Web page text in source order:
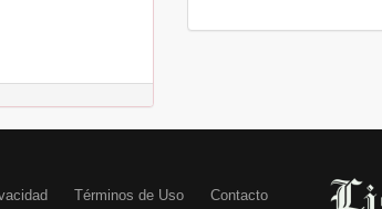
Términos de Uso Contacto